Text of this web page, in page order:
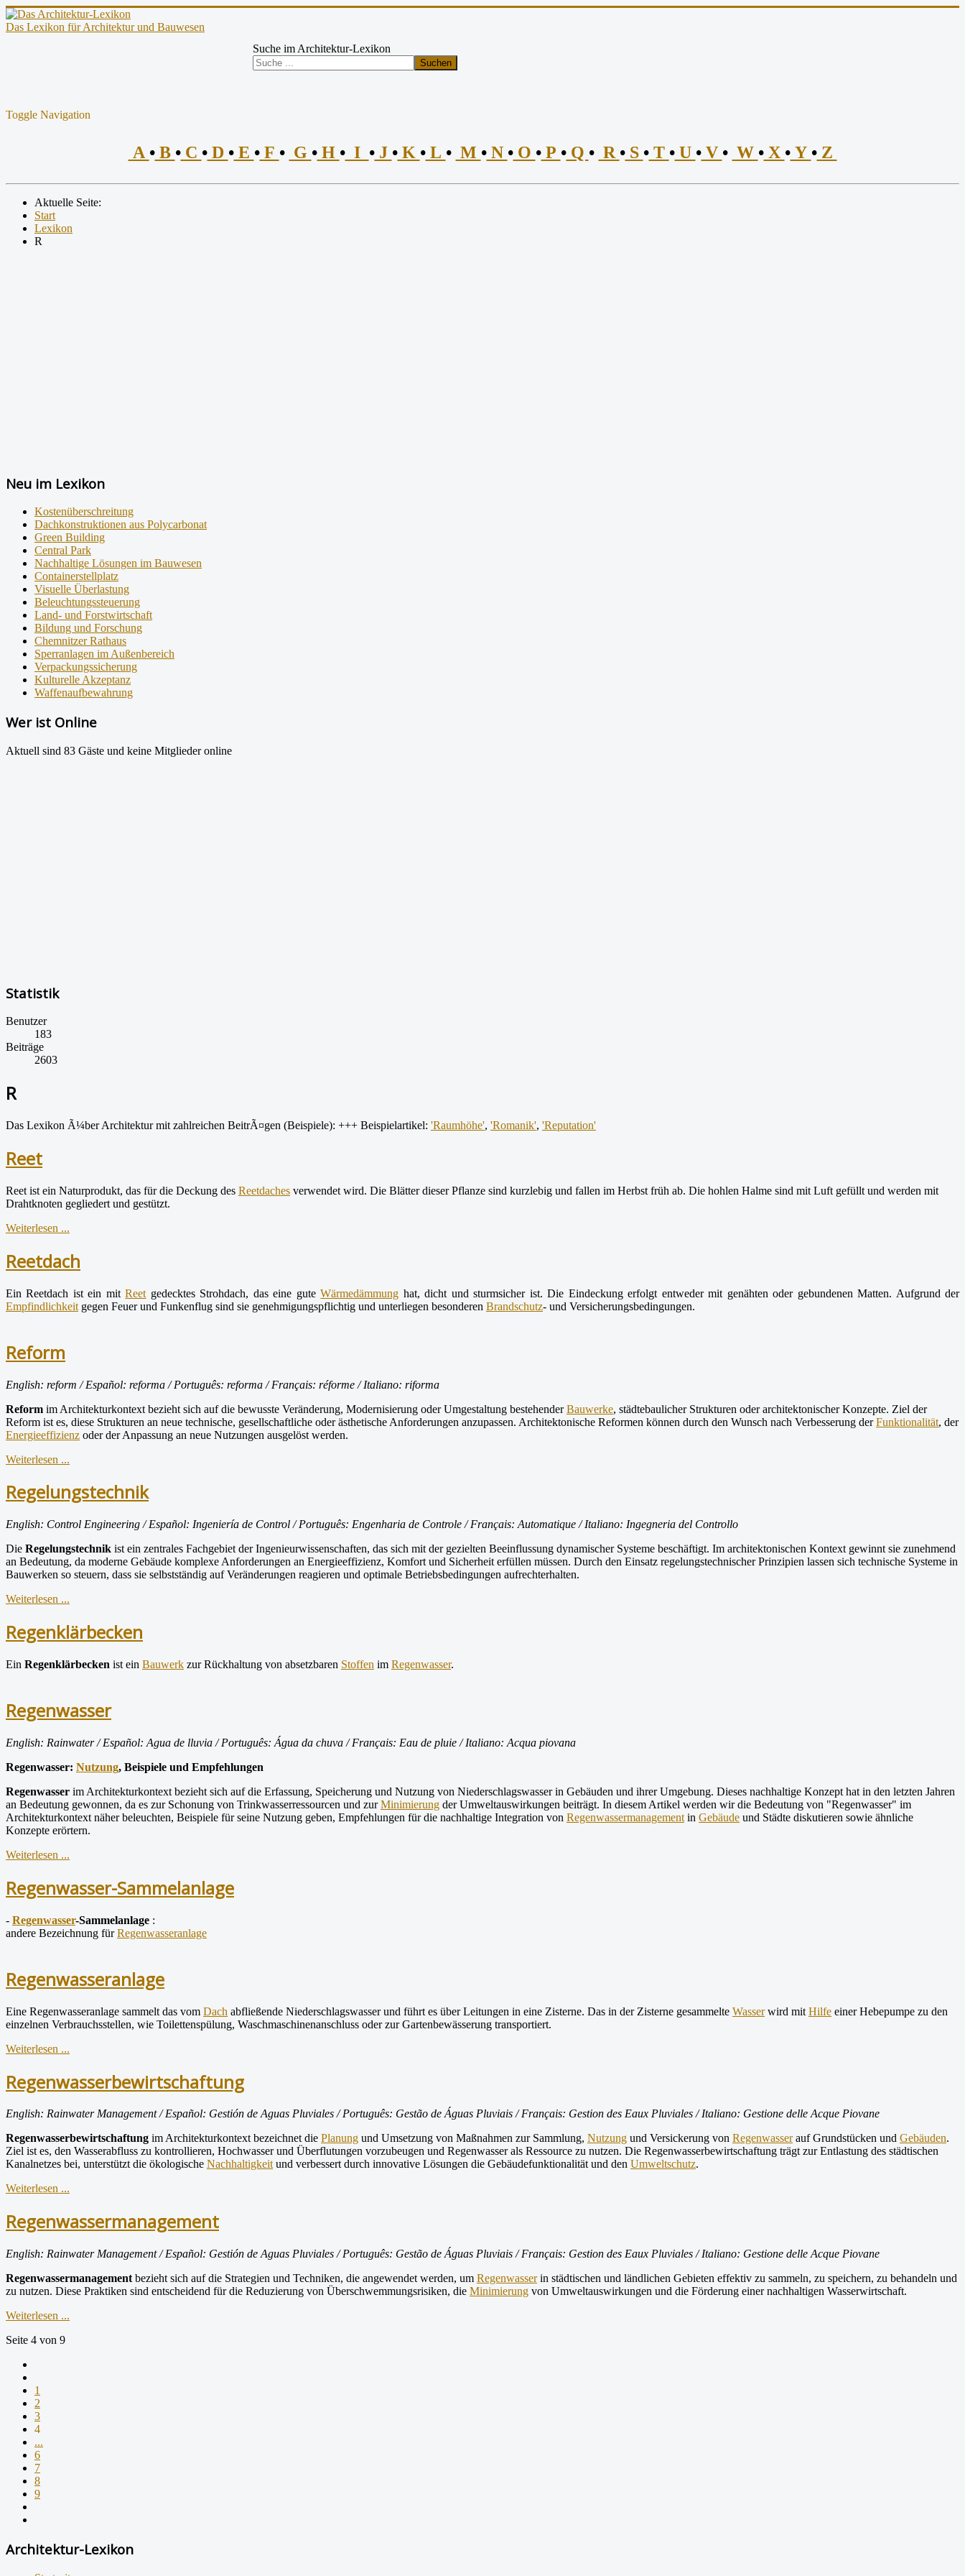
Das Lexikon für Architektur und Bauwesen
Suche im Architektur-Lexikon
Suchen
Toggle Navigation
A •B •C •D •E •F • G •H •I •J •K •L • M •N •O •P •Q • R •S •T •U •V • W •X •Y •Z
Aktuelle Seite:
Start
Lexikon
R
Neu im Lexikon
Kostenüberschreitung
Dachkonstruktionen aus Polycarbonat
Green Building
Central Park
Nachhaltige Lösungen im Bauwesen
Containerstellplatz
Visuelle Überlastung
Beleuchtungssteuerung
Land- und Forstwirtschaft
Bildung und Forschung
Chemnitzer Rathaus
Sperranlagen im Außenbereich
Verpackungssicherung
Kulturelle Akzeptanz
Waffenaufbewahrung
Wer ist Online
Aktuell sind 83 Gäste und keine Mitglieder online
Statistik
Benutzer
183
Beiträge
2603
R
Das Lexikon Ã¼ber Architektur mit zahlreichen BeitrÃ¤gen (Beispiele): +++ Beispielartikel: 'Raumhöhe', 'Romanik', 'Reputation'
Reet
Reet ist ein Naturprodukt, das für die Deckung des Reetdaches verwendet wird. Die Blätter dieser Pflanze sind kurzlebig und fallen im Herbst früh ab. Die hohlen Halme sind mit Luft gefüllt und werden mit
Drahtknoten gegliedert und gestützt.
Weiterlesen ...
Reetdach
Ein Reetdach ist ein mitReet gedecktes Strohdach, das eine guteWärmedämmung hat, dicht und sturmsicher ist. Die Eindeckung erfolgt entweder mit genähten oder gebundenen Matten. Aufgrund der
Empfindlichkeit gegen Feuer und Funkenflug sind sie genehmigungspflichtig und unterliegen besonderen Brandschutz- und Versicherungsbedingungen.
Reform
English: reform / Español: reforma / Português: reforma / Français: réforme / Italiano: riforma
Reform im Architekturkontext bezieht sich auf die bewusste Veränderung, Modernisierung oder Umgestaltung bestehenderBauwerke, städtebaulicher Strukturen oder architektonischer Konzepte. Ziel der
Reform ist es, diese Strukturen an neue technische, gesellschaftliche oder ästhetische Anforderungen anzupassen. Architektonische Reformen können durch den Wunsch nach Verbesserung derFunktionalität, der
Energieeffizienz oder der Anpassung an neue Nutzungen ausgelöst werden.
Weiterlesen ...
Regelungstechnik
English: Control Engineering / Español: Ingeniería de Control / Português: Engenharia de Controle / Français: Automatique / Italiano: Ingegneria del Controllo
Die Regelungstechnik ist ein zentrales Fachgebiet der Ingenieurwissenschaften, das sich mit der gezielten Beeinflussung dynamischer Systeme beschäftigt. Im architektonischen Kontext gewinnt sie zunehmend
an Bedeutung, da moderne Gebäude komplexe Anforderungen an Energieeffizienz, Komfort und Sicherheit erfüllen müssen. Durch den Einsatz regelungstechnischer Prinzipien lassen sich technische Systeme in
Bauwerken so steuern, dass sie selbstständig auf Veränderungen reagieren und optimale Betriebsbedingungen aufrechterhalten.
Weiterlesen ...
Regenklärbecken
Ein Regenklärbecken ist ein Bauwerk zur Rückhaltung von absetzbaren Stoffen im Regenwasser.
Regenwasser
English: Rainwater / Español: Agua de lluvia / Português: Água da chuva / Français: Eau de pluie / Italiano: Acqua piovana
Regenwasser: Nutzung, Beispiele und Empfehlungen
Regenwasser im Architekturkontext bezieht sich auf die Erfassung, Speicherung und Nutzung von Niederschlagswasser in Gebäuden und ihrer Umgebung. Dieses nachhaltige Konzept hat in den letzten Jahren
an Bedeutung gewonnen, da es zur Schonung von Trinkwasserressourcen und zurMinimierung der Umweltauswirkungen beiträgt. In diesem Artikel werden wir die Bedeutung von "Regenwasser" im
Architekturkontext näher beleuchten, Beispiele für seine Nutzung geben, Empfehlungen für die nachhaltige Integration von Regenwassermanagement in Gebäude und Städte diskutieren sowie ähnliche
Konzepte erörtern.
Weiterlesen ...
Regenwasser-Sammelanlage
- Regenwasser-Sammelanlage :
andere Bezeichnung fürRegenwasseranlage
Regenwasseranlage
Eine Regenwasseranlage sammelt das vom Dach abfließende Niederschlagswasser und führt es über Leitungen in eine Zisterne. Das in der Zisterne gesammelte Wasserwird mit Hilfe einer Hebepumpe zu den
einzelnen Verbrauchsstellen, wie Toilettenspülung, Waschmaschinenanschluss oder zur Gartenbewässerung transportiert.
Weiterlesen ...
Regenwasserbewirtschaftung
English: Rainwater Management / Español: Gestión de Aguas Pluviales / Português: Gestão de Águas Pluviais / Français: Gestion des Eaux Pluviales / Italiano: Gestione delle Acque Piovane
Regenwasserbewirtschaftung im Architekturkontext bezeichnet die Planung und Umsetzung von Maßnahmen zur Sammlung, Nutzung und Versickerung von Regenwasserauf Grundstücken und Gebäuden.
Ziel ist es, den Wasserabfluss zu kontrollieren, Hochwasser und Überflutungen vorzubeugen und Regenwasser als Ressource zu nutzen. Die Regenwasserbewirtschaftung trägt zur Entlastung des städtischen
Kanalnetzes bei, unterstützt die ökologische Nachhaltigkeitund verbessert durch innovative Lösungen die Gebäudefunktionalität und den Umweltschutz.
Weiterlesen ...
Regenwassermanagement
English: Rainwater Management / Español: Gestión de Aguas Pluviales / Português: Gestão de Águas Pluviais / Français: Gestion des Eaux Pluviales / Italiano: Gestione delle Acque Piovane
Regenwassermanagement bezieht sich auf die Strategien und Techniken, die angewendet werden, um Regenwasserin städtischen und ländlichen Gebieten effektiv zu sammeln, zu speichern, zu behandeln und
zu nutzen. Diese Praktiken sind entscheidend für die Reduzierung von Überschwemmungsrisiken, die Minimierung von Umweltauswirkungen und die Förderung einer nachhaltigen Wasserwirtschaft.
Weiterlesen ...
Seite 4 von 9
1
2
3
4
...
6
7
8
9
Architektur-Lexikon